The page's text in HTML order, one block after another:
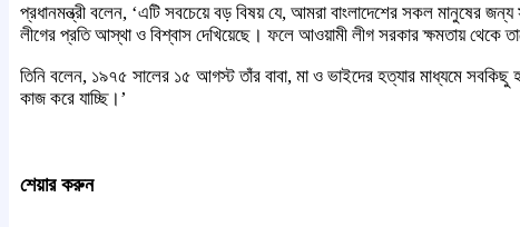
প্রধানমন্ত্রী বলেন, ‘এটি সবচেয়ে বড় বিষয় যে, আমরা বাংলাদেশের সকল মানুষের
লীগের প্রতি আস্থা ও বিশ্বাস দেখিয়েছে। ফলে আওয়ামী লীগ সরকার ক্ষমতায় থেকে
তিনি বলেন, ১৯৭৫ সালের ১৫ আগস্ট তাঁর বাবা, মা ও ভাইদের হত্যার মাধ্যমে সবকিছু
কাজ করে যাচ্ছি।’
শেয়ার করুন